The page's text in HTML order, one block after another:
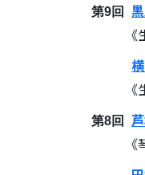
第9回
第8回